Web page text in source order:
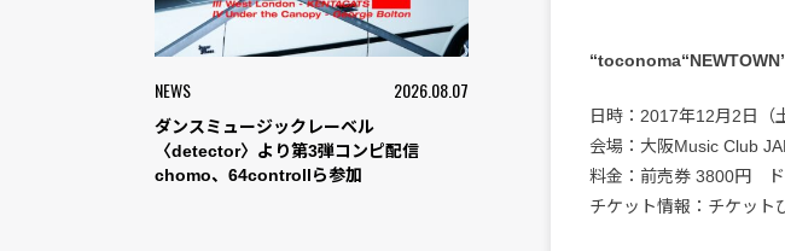
NEWS 2026.08.07
ダンスミュージックレーベル
〈detector〉より第3弾コンピ配信
chomo、64controllら参加
日時：2017年12月2日（
会場：大阪Music Club
料金：前売券 3800円 ド
チケット情報：チケッ